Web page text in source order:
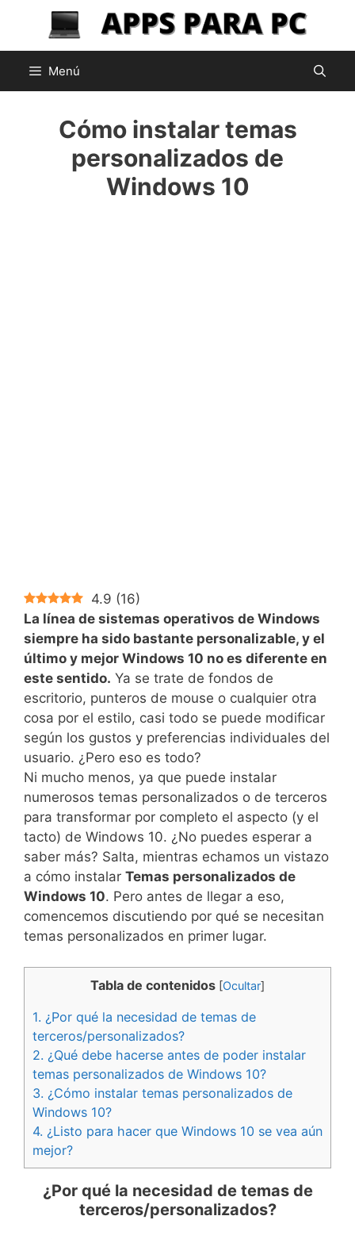
contenido
Menú
Cómo instalar temas
personalizados de
Windows 10
4.9 (16)
La línea de sistemas operativos de Windows
siempre ha sido bastante personalizable, y el
último y mejor Windows 10 no es diferente en
este sentido. Ya se trate de fondos de
escritorio, punteros de mouse o cualquier otra
cosa por el estilo, casi todo se puede modificar
según los gustos y preferencias individuales del
usuario. ¿Pero eso es todo?
Ni mucho menos, ya que puede instalar
numerosos temas personalizados o de terceros
para transformar por completo el aspecto (y el
tacto) de Windows 10. ¿No puedes esperar a
saber más? Salta, mientras echamos un vistazo
a cómo instalar Temas personalizados de
Windows 10. Pero antes de llegar a eso,
comencemos discutiendo por qué se necesitan
temas personalizados en primer lugar.
Tabla de contenidos [Ocultar]
1. ¿Por qué la necesidad de temas de
terceros/personalizados?
2. ¿Qué debe hacerse antes de poder instalar
temas personalizados de Windows 10?
3. ¿Cómo instalar temas personalizados de
Windows 10?
4. ¿Listo para hacer que Windows 10 se vea aún
mejor?
¿Por qué la necesidad de temas de
terceros/personalizados?